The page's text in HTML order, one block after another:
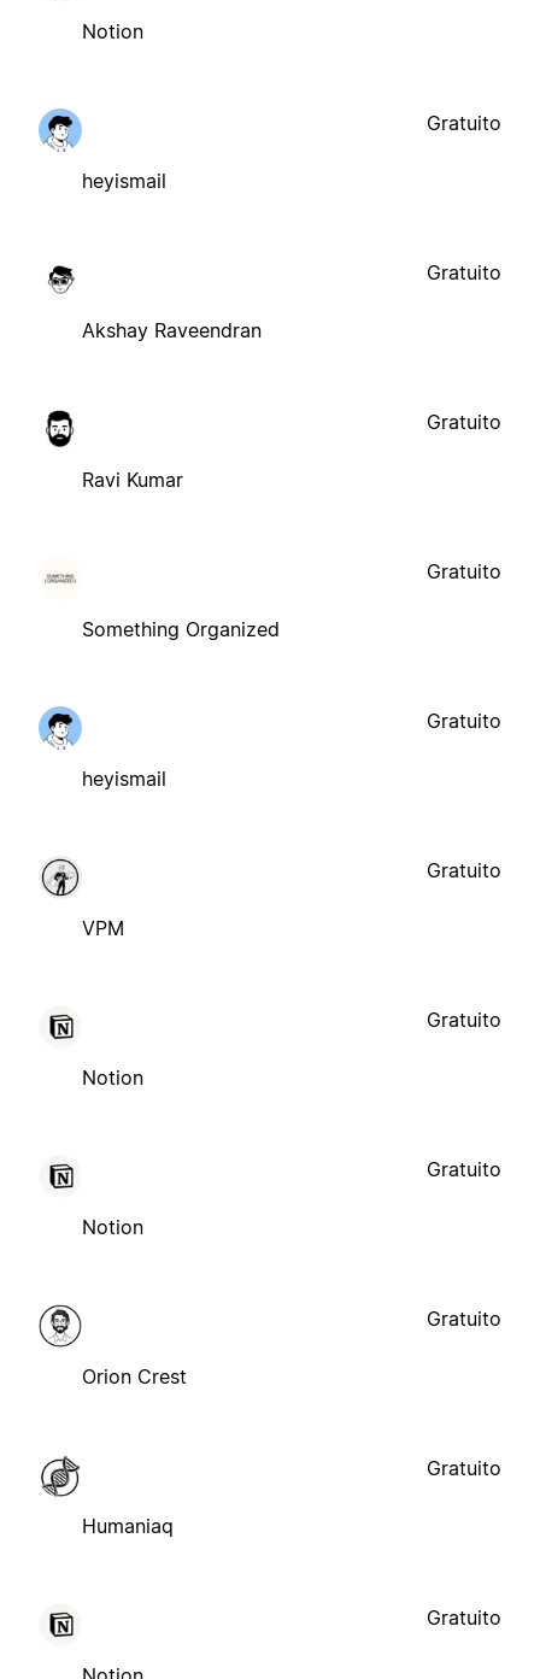
Notion
heyismail
Gratuito
Akshay Raveendran
Gratuito
Ravi Kumar
Gratuito
Something Organized
Gratuito
heyismail
Gratuito
VPM
Gratuito
Notion
Gratuito
Notion
Gratuito
Orion Crest
Gratuito
Humaniaq
Gratuito
Gratuito